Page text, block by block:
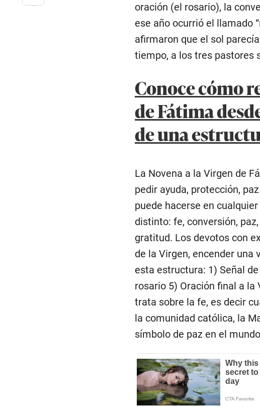
oración (el rosario), la
ese año ocurrió el llamado
afirmaron que el sol
tiempo, a los tres pastores
Conoce cómo
de Fátima
de una
La Novena a la Virgen de
pedir ayuda, protección,
puede hacerse en
distinto: fe, conversión,
gratitud. Los devotos con
de la Virgen, encender una
esta estructura: 1) Señal
rosario 5) Oración final a
trata sobre la fe, es decir
la comunidad católica, la
símbolo de paz en el